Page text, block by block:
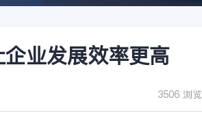
业发展效率更高
3506 浏览